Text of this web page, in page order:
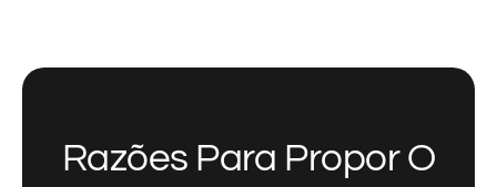
Razões Para Propor O